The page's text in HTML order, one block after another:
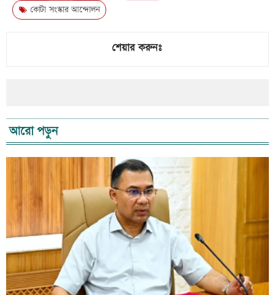
কোটা সংস্কার আন্দোলন
শেয়ার করুনঃ
আরো পড়ুন